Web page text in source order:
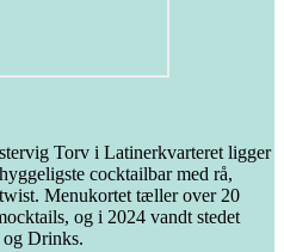
Torv i Latinerkvarteret ligger
cocktailbar med rå,
Menukortet tæller over 20
og i 2024 vandt stedet
og Drinks.